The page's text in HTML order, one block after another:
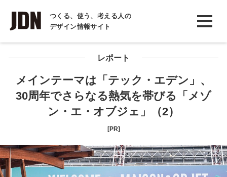
つくる、使う、考える人の
デザイン情報サイト
INTERVIEW
インタビュー
REPORT
COLUMN
コラム
レポート
メインテーマは「テック・エデン」、
30周年でさらなる熱気を帯びる「メゾ
ン・エ・オブジェ」（2）
[PR]